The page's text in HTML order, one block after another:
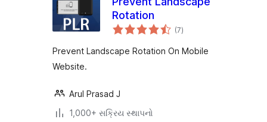
Rotation
(7કુલ
રેટિંગ્સ
)
Prevent Landscape Rotation On Mobile
Website.
Arul Prasad J
1,000+ સક્રિય સ્થાપનો